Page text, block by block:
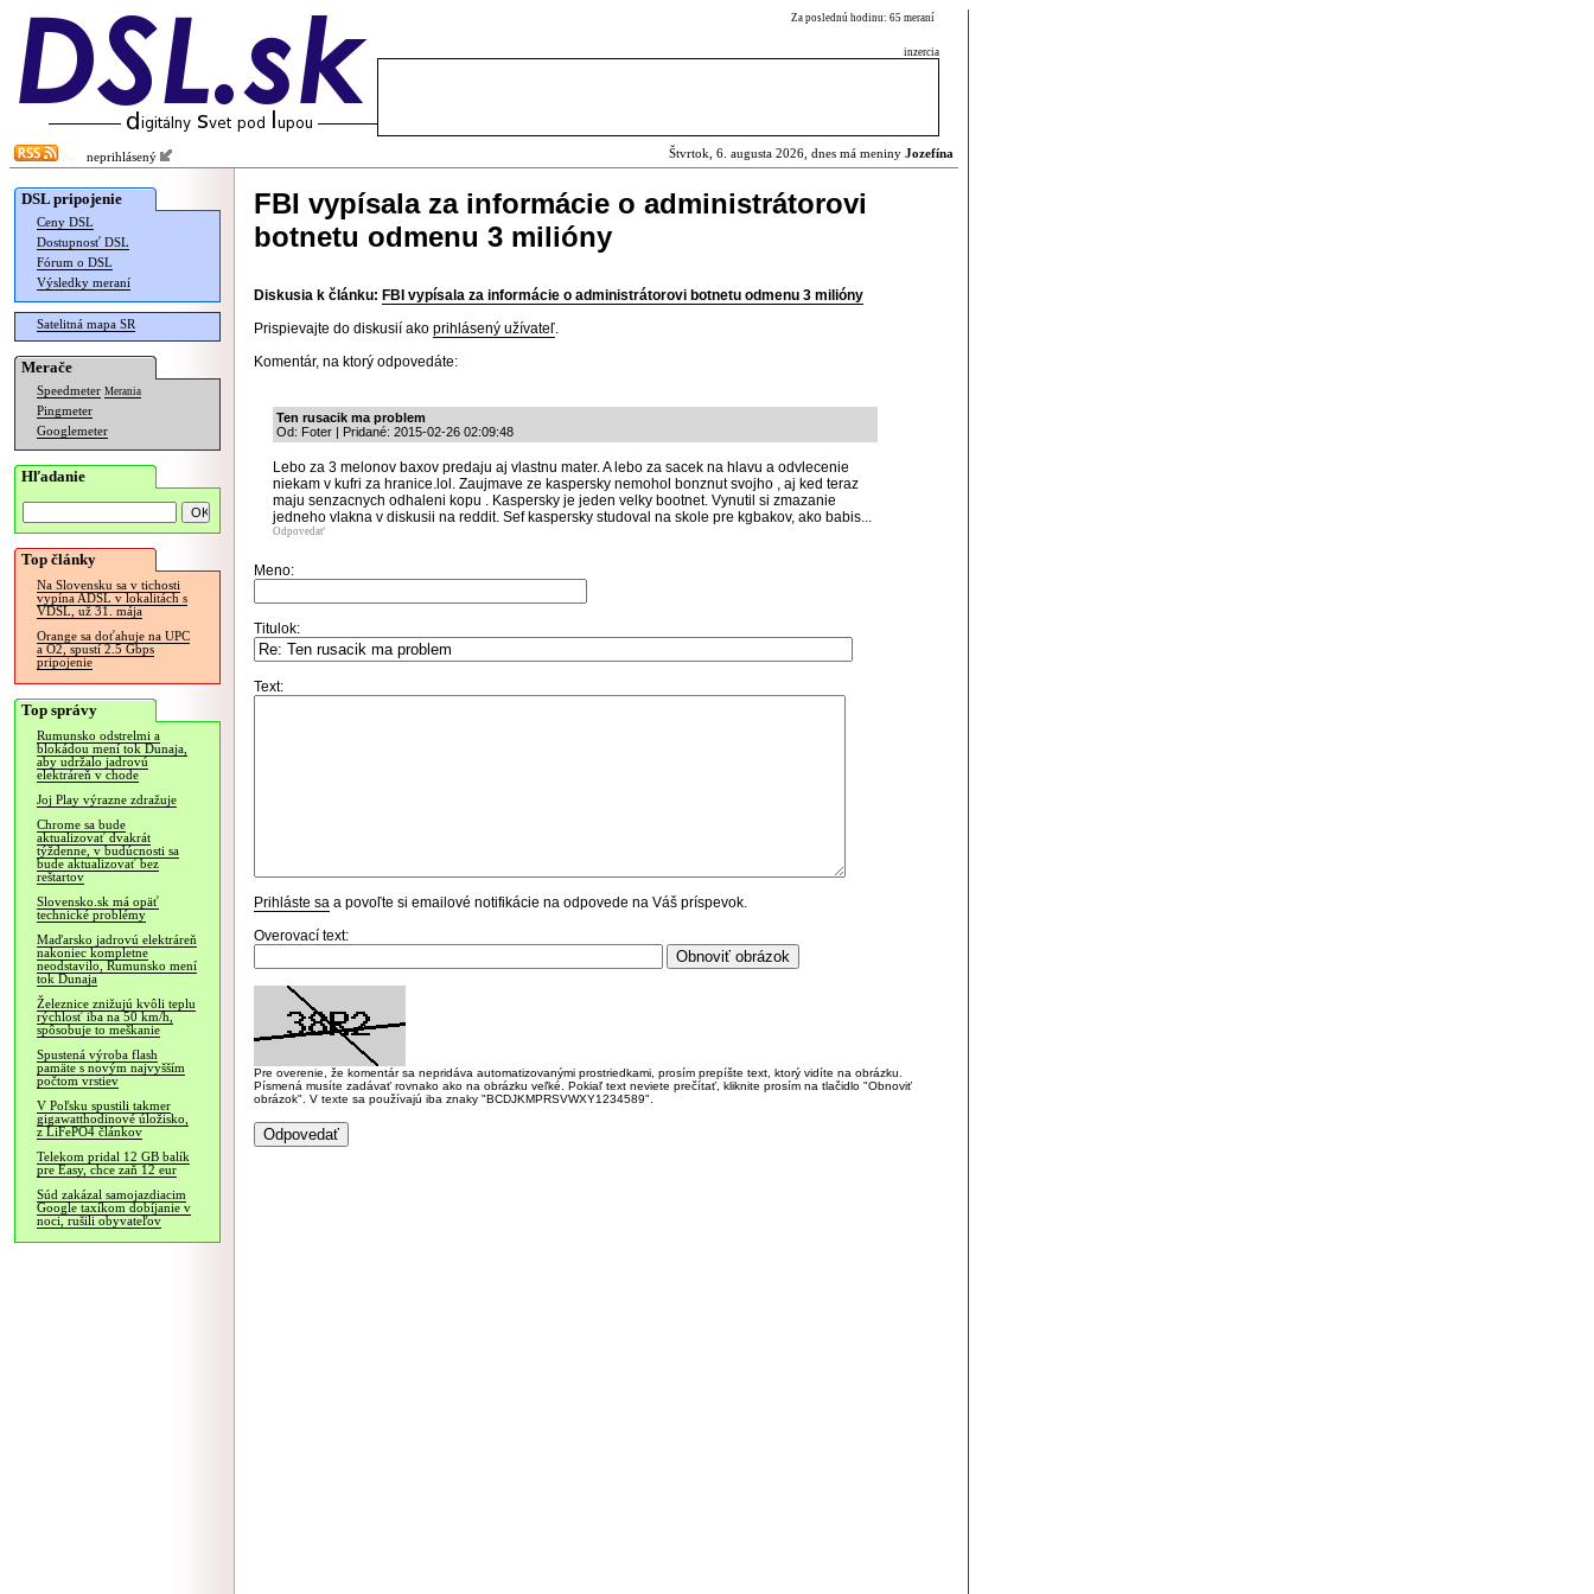
Za poslednú hodinu: 65 meraní
inzercia
neprihlásený Štvrtok, 6. augusta 2026, dnes má meniny Jozefína
DSL pripojenie
Ceny DSL
Dostupnosť DSL
Fórum o DSL
Výsledky meraní
Satelitná mapa SR
Merače
Speedmeter Merania
Pingmeter
Googlemeter
Hľadanie
Top články
Na Slovensku sa v tichosti
vypína ADSL v lokalitách s
VDSL, už 31. mája
Orange sa doťahuje na UPC
a O2, spustí 2.5 Gbps
pripojenie
Top správy
Rumunsko odstrelmi a
blokádou mení tok Dunaja,
aby udržalo jadrovú
elektráreň v chode
Joj Play výrazne zdražuje
Chrome sa bude
aktualizovať dvakrát
týždenne, v budúcnosti sa
bude aktualizovať bez
reštartov
Slovensko.sk má opäť
technické problémy
Maďarsko jadrovú elektráreň
nakoniec kompletne
neodstavilo, Rumunsko mení
tok Dunaja
Železnice znižujú kvôli teplu
rýchlosť iba na 50 km/h,
spôsobuje to meškanie
Spustená výroba flash
pamäte s novým najvyšším
počtom vrstiev
V Poľsku spustili takmer
gigawatthodinové úložisko,
z LiFePO4 článkov
Telekom pridal 12 GB balík
pre Easy, chce zaň 12 eur
Súd zakázal samojazdiacim
Google taxíkom dobíjanie v
noci, rušili obyvateľov
FBI vypísala za informácie o administrátorovi
botnetu odmenu 3 milióny
Diskusia k článku: FBI vypísala za informácie o administrátorovi botnetu odmenu 3 milióny
Prispievajte do diskusií ako prihlásený užívateľ.
Komentár, na ktorý odpovedáte:
Ten rusacik ma problem
Od: Foter | Pridané: 2015-02-26 02:09:48
Lebo za 3 melonov baxov predaju aj vlastnu mater. A lebo za sacek na hlavu a odvlecenie
niekam v kufri za hranice.lol. Zaujmave ze kaspersky nemohol bonznut svojho , aj ked teraz
maju senzacnych odhaleni kopu . Kaspersky je jeden velky bootnet. Vynutil si zmazanie
jedneho vlakna v diskusii na reddit. Sef kaspersky studoval na skole pre kgbakov, ako babis...
Odpovedať
Meno:
Titulok:
Text:
Prihláste sa a povoľte si emailové notifikácie na odpovede na Váš príspevok.
Overovací text:
Pre overenie, že komentár sa nepridáva automatizovanými prostriedkami, prosím prepíšte text, ktorý vidíte na obrázku.
Písmená musíte zadávať rovnako ako na obrázku veľké. Pokiaľ text neviete prečítať, kliknite prosím na tlačidlo "Obnoviť
obrázok". V texte sa používajú iba znaky "BCDJKMPRSVWXY1234589".